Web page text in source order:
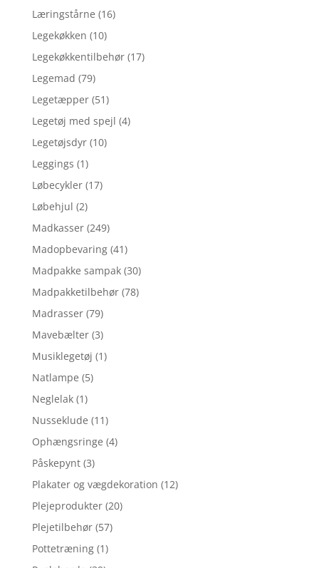
Læringstårne (16)
Legekøkken (10)
Legekøkkentilbehør (17)
Legemad (79)
Legetæpper (51)
Legetøj med spejl (4)
Legetøjsdyr (10)
Leggings (1)
Løbecykler (17)
Løbehjul (2)
Madkasser (249)
Madopbevaring (41)
Madpakke sampak (30)
Madpakketilbehør (78)
Madrasser (79)
Mavebælter (3)
Musiklegetøj (1)
Natlampe (5)
Neglelak (1)
Nusseklude (11)
Ophængsringe (4)
Påskepynt (3)
Plakater og vægdekoration (12)
Plejeprodukter (20)
Plejetilbehør (57)
Pottetræning (1)